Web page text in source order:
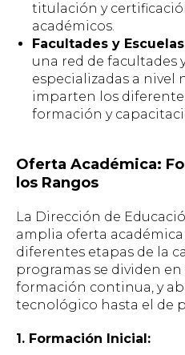
titulación y
académicos.
Facultades y
una red de facultades
especializadas a nivel
imparten los
formación y
Oferta Académica:
los Rangos
La Dirección de
amplia oferta
diferentes etapas de la
programas se dividen
formación continua, y
tecnológico hasta el de
1. Formación Inicial: